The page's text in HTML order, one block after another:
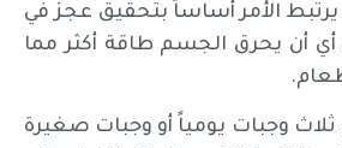
يرتبط الأمر أساساً بتحقيق عجز في
أي أن يحرق الجسم طاقة أكثر مما
وجبات يومياً أو وجبات صغيرة